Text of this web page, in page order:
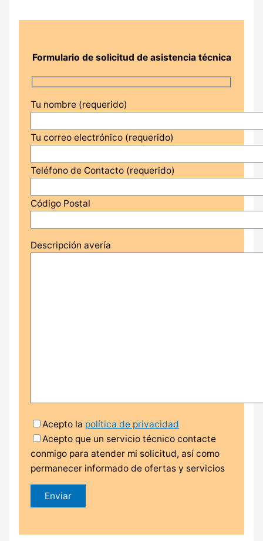
Formulario de solicitud de asistencia técnica
Tu nombre (requerido)
Tu correo electrónico (requerido)
Teléfono de Contacto (requerido)
Código Postal
Descripción avería
Acepto la política de privacidad
Acepto que un servicio técnico contacte
conmigo para atender mi solicitud, así como
permanecer informado de ofertas y servicios